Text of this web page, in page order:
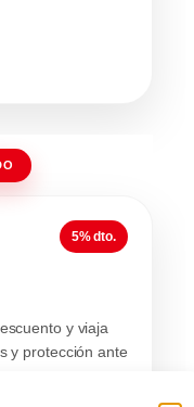
5% dto.
y viaja
y protección ante